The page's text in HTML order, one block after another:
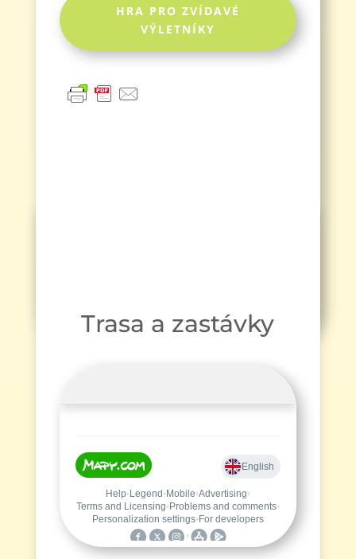
HRA PRO ZVÍDAVÉ
VÝLETNÍKY
Trasa a zastávky